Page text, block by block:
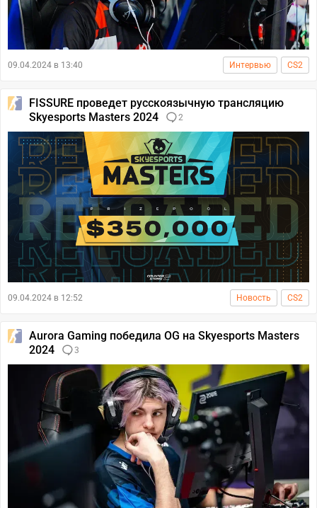
09.04.2024 в 13:40 Интервью CS2
FISSURE проведет русскоязычную трансляцию
Skyesports Masters 2024
2
09.04.2024 в 12:52 Новость CS2
Aurora Gaming победила OG на Skyesports Masters
2024
3